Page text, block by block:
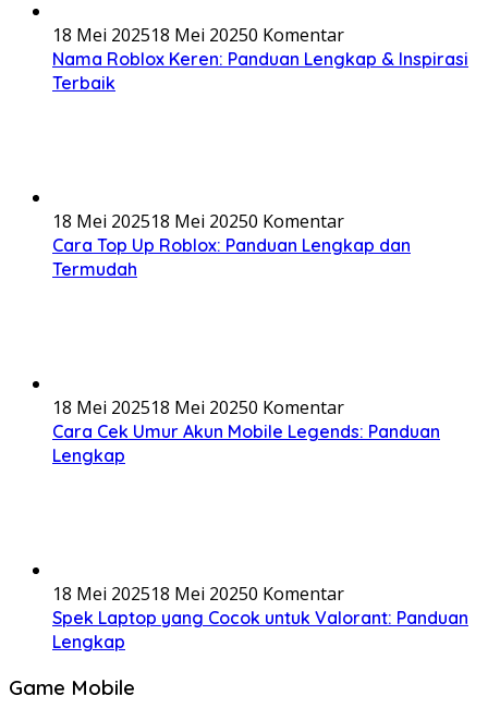
18 Mei 202518 Mei 20250 Komentar
Nama Roblox Keren: Panduan Lengkap & Inspirasi
Terbaik
18 Mei 202518 Mei 20250 Komentar
Cara Top Up Roblox: Panduan Lengkap dan
Termudah
18 Mei 202518 Mei 20250 Komentar
Cara Cek Umur Akun Mobile Legends: Panduan
Lengkap
18 Mei 202518 Mei 20250 Komentar
Spek Laptop yang Cocok untuk Valorant: Panduan
Lengkap
Game Mobile